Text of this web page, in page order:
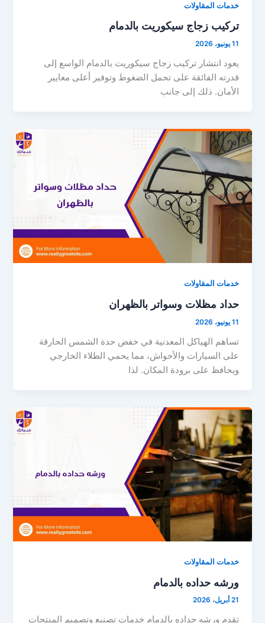
خدمات المقاولات
تركيب زجاج سيكوريت بالدمام
11 يونيو، 2026
يعود انتشار تركيب زجاج سيكوريت بالدمام الواسع إلى
قدرته الفائقة على تحمل الضغوط وتوفير أعلى معايير
الأمان. ذلك إلى جانب
خدمات المقاولات
حداد مظلات وسواتر بالظهران
11 يونيو، 2026
تساهم الهياكل المعدنية في خفض حدة الشمس الحارقة
على السيارات والأحواش، مما يحمي الطلاء الخارجي
ويحافظ على برودة المكان. لذا
خدمات المقاولات
ورشه حداده بالدمام
21 أبريل، 2026
تقدم ورشه حداده بالدمام خدمات تصنيع وتصميم المنتجات